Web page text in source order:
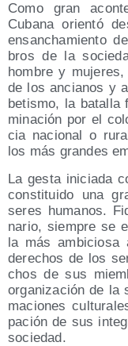
Como gran
Cuba­na orien­tó
ensan­cha­mien­to
bros de la
hom­bre y
de los ancia­nos y
be­tis­mo, la
mi­na­ción por el
cia nacio­nal o
los más gran­des
La ges­ta ini­cia­da
cons­ti­tui­do una
seres huma­nos.
na­rio, siem­pre se
la más ambi­cio­sa
dere­chos de los
chos de sus
orga­ni­za­ción de la
ma­cio­nes
pa­ción de sus
sociedad.